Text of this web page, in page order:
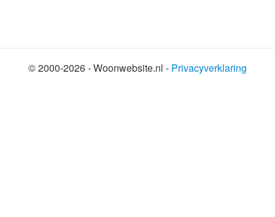
© 2000-2026 - Woonwebsite.nl - Privacyverklaring